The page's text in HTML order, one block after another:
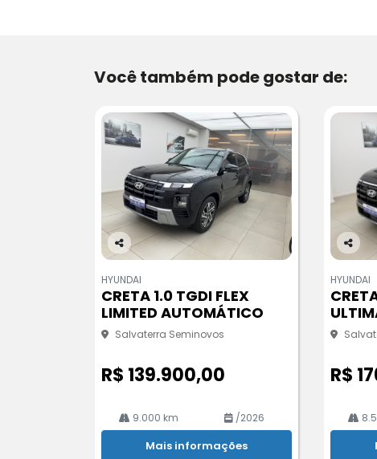
Você também pode gostar de:
Co
pa
rtil
he
HYUNDAI
CRETA 1.0 TGDI FLEX
LIMITED AUTOMÁTICO
Salvaterra Seminovos
R$ 139.900,00
9.000 km /2026
Mais informações
Co
pa
rtil
he
HYUNDAI
R$